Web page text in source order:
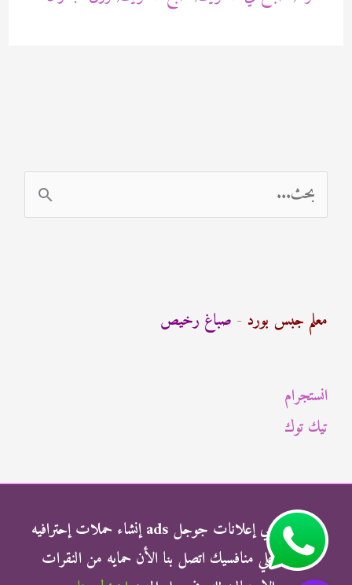
94471713
ل
ث
:
معلم جبس بورد - صباغ رخيص
انستجرام
تيك توك
شركة الناجي إعلانات جوجل ads إنشاء حملات إحترافيه
وتفوق علي منافسيك اتصل بنا الأن حمايه من النقرات